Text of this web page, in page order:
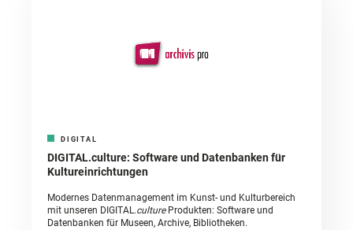
DIGITAL
DIGITAL.culture: Software und Datenbanken für
Kultureinrichtungen
Modernes Datenmanagement im Kunst- und Kulturbereich
mit unseren DIGITAL.cultureProdukten: Software und
Datenbanken für Museen, Archive, Bibliotheken.